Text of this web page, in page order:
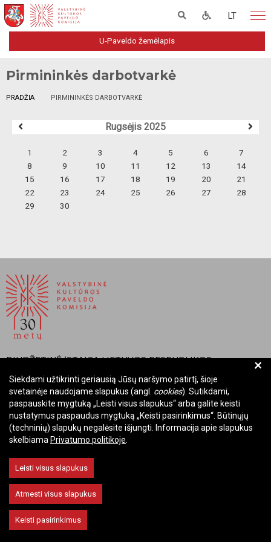
LT
U-Paveldo žemėlapis
Pirmininkės darbotvarkė
PRADŽIA PIRMININKĖS DARBOTVARKĖ
Rugsėjis 2025
1 2 3 4 5 6
7
8
9 10 11 12 13
14
15
16 17 18 19 20
21
22
23 24 25 26 27
28
29
30
BIUDŽETINĖ ĮSTAIGA LIETUVOS RESPUBLIKOS
VALSTYBINĖ KULTŪROS PAVELDO KOMISIJA
Įmonės kodas: Juridinių asmenų registre 288700520
Adresas: Rūdninkų g. 13, 01135 Vilnius
Telefonas: +370 699 13972
El. paštas: komisija@vkpk.lt
Keisti slapukų nustatymus
+
Siekdami užtikrinti geriausią Jūsų naršymo patirtį, šioje
svetainėje naudojame slapukus (angl. cookies). Sutikdami,
paspauskite mygtuką „Leisti visus slapukus“ arba galite keisti
nustatymus paspaudus mygtuką „Keisti pasirinkimus“. Būtinųjų
(techninių) slapukų negalėsite išjungti. Informacija apie slapukus
skelbiama Privatumo politikoje
Leisti visus slapukus
Atmesti visus slapukus
Keisti pasirinkimus